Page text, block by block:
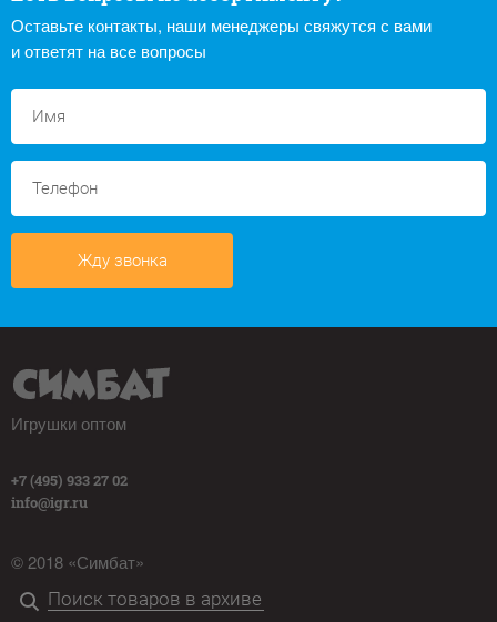
Оставьте контакты, наши менеджеры свяжутся с вами
и ответят на все вопросы
Жду звонка
Игрушки оптом
+7 (495) 933 27 02
info@igr.ru
© 2018 «Симбат»